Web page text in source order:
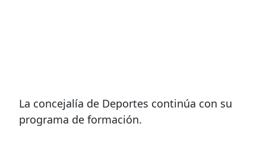
La concejalía de Deportes continúa con su
programa de formación.